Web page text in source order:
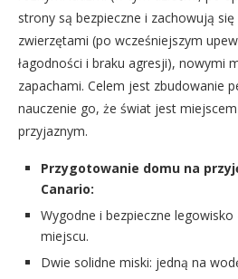
strony są bezpieczne i zachowują
zwierzętami (po wcześniejszym
łagodności i braku agresji), nowymi
zapachami. Celem jest zbudowanie
nauczenie go, że świat jest
przyjaznym.
Przygotowanie domu na
Canario:
Wygodne i bezpieczne
miejscu.
Dwie solidne miski: jedną na